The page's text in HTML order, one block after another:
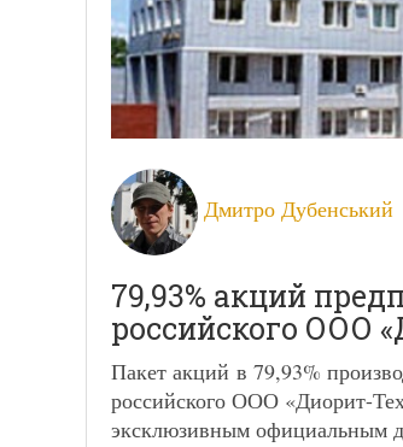
Дмитро Дубенський
79,93% акций
российского ООО
Пакет акций в 79,93%
российского ООО «Диорит-
эксклюзивным официальным